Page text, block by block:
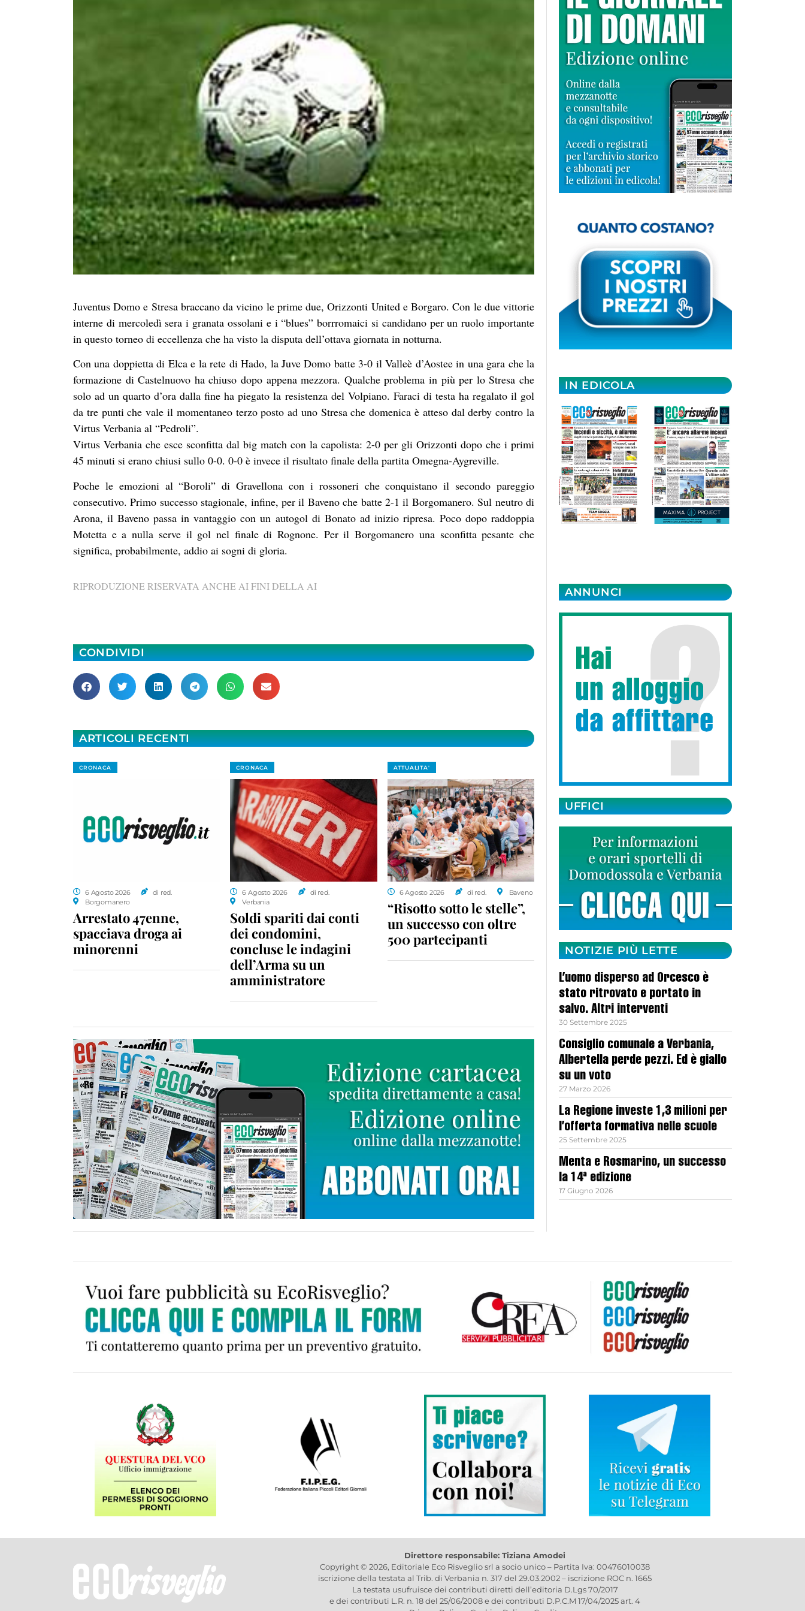
Juventus Domo e Stresa braccano da vicino le prime due, Orizzonti United e Borgaro. Con le due vittorie
interne di mercoledì sera i granata ossolani e i “blues” borrromaici si candidano per un ruolo importante
in questo torneo di eccellenza che ha visto la disputa dell’ottava giornata in notturna.
Con una doppietta di Elca e la rete di Hado, la Juve Domo batte 3-0 il Valleè d’Aostee in una gara che la
formazione di Castelnuovo ha chiuso dopo appena mezzora. Qualche problema in più per lo Stresa che
solo ad un quarto d’ora dalla fine ha piegato la resistenza del Volpiano. Faraci di testa ha regalato il gol
da tre punti che vale il momentaneo terzo posto ad uno Stresa che domenica è atteso dal derby contro la
Virtus Verbania al “Pedroli”.
Virtus Verbania che esce sconfitta dal big match con la capolista: 2-0 per gli Orizzonti dopo che i primi
45 minuti si erano chiusi sullo 0-0. 0-0 è invece il risultato finale della partita Omegna-Aygreville.
Poche le emozioni al “Boroli” di Gravellona con i rossoneri che conquistano il secondo pareggio
consecutivo. Primo successo stagionale, infine, per il Baveno che batte 2-1 il Borgomanero. Sul neutro di
Arona, il Baveno passa in vantaggio con un autogol di Bonato ad inizio ripresa. Poco dopo raddoppia
Motetta e a nulla serve il gol nel finale di Rognone. Per il Borgomanero una sconfitta pesante che
significa, probabilmente, addio ai sogni di gloria.
RIPRODUZIONE RISERVATA ANCHE AI FINI DELLA AI
CONDIVIDI
ARTICOLI RECENTI
CRONACA
6 Agosto 2026
di red.
Borgomanero
Arrestato 47enne,
spacciava droga ai
minorenni
CRONACA
6 Agosto 2026
di red.
Verbania
Soldi spariti dai conti
dei condomini,
concluse le indagini
dell’Arma su un
amministratore
ATTUALITA'
6 Agosto 2026 di red. Baveno
“Risotto sotto le stelle”,
un successo con oltre
500 partecipanti
IN EDICOLA
ANNUNCI
UFFICI
NOTIZIE PIÙ LETTE
L’uomo disperso ad Orcesco è
stato ritrovato e portato in
salvo. Altri interventi
30 Settembre 2025
Consiglio comunale a Verbania,
Albertella perde pezzi. Ed è giallo
su un voto
27 Marzo 2026
La Regione investe 1,3 milioni per
l’offerta formativa nelle scuole
25 Settembre 2025
Menta e Rosmarino, un successo
la 14ª edizione
17 Giugno 2026
Direttore responsabile: Tiziana Amodei
Copyright © 2026, Editoriale Eco Risveglio srl a socio unico – Partita Iva: 00476010038
iscrizione della testata al Trib. di Verbania n. 317 del 29.03.2002 – iscrizione ROC n. 1665
La testata usufruisce dei contributi diretti dell’editoria D.Lgs 70/2017
e dei contributi L.R. n. 18 del 25/06/2008 e dei contributi D.P.C.M 17/04/2025 art. 4